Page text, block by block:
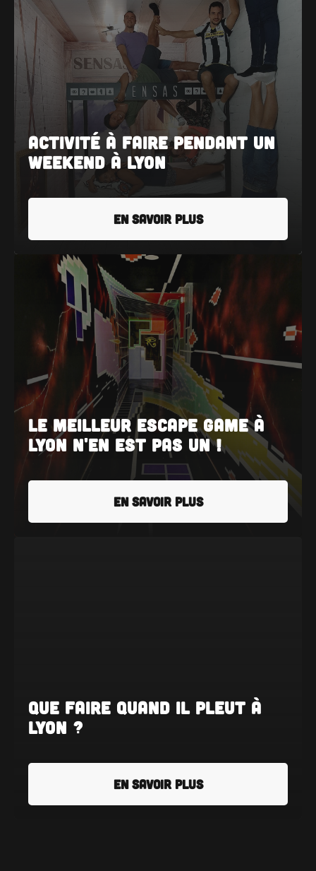
Activité à faire pendant un
weekend à Lyon
EN SAVOIR PLUS
Le meilleur Escape Game à
Lyon n'en est pas un !
EN SAVOIR PLUS
Que faire quand il pleut à
Lyon ?
EN SAVOIR PLUS